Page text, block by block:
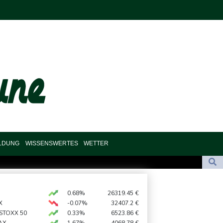
WISSENSWERTES WETTER
Cup für Müller und Vancouver
importiert wieder mehr Flüssiggas aus Russland
0.68% 26319.45 €
-0.07% 32407.2 €
50
0.33% 6523.86 €